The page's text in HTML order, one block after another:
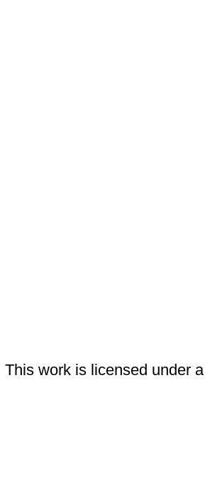
This work is licensed under a